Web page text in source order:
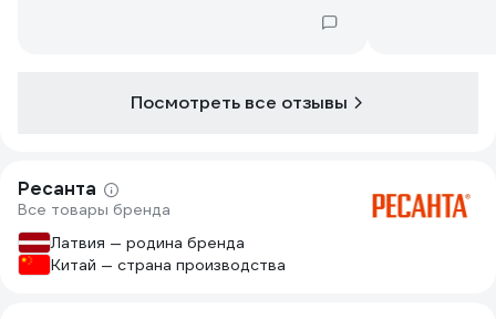
Посмотреть все отзывы
Ресанта
Все товары бренда
Латвия — родина бренда
Китай — страна производства